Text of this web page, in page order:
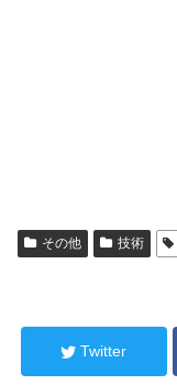
その他 技術
Twitter